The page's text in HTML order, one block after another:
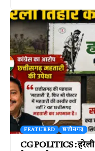
FEATURED छत्तीसगढ़
CG POLITICS :